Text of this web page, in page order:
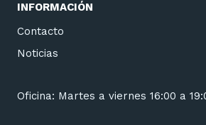
INFORMACIÓN
Contacto
Noticias
Oficina: Martes a viernes 16:00 a